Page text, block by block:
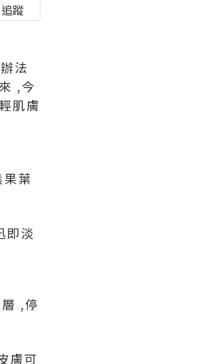
追蹤
法
,今
肌膚
葉
即淡
,停
膚可